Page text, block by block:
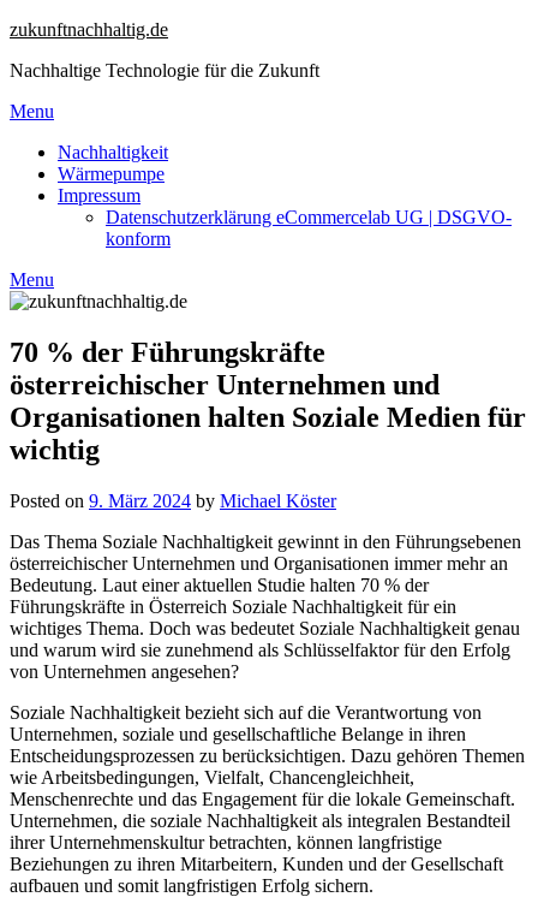
Skip
content
zukunftnachhaltig.de
Nachhaltige Technologie für die Zukunft
Menu
Nachhaltigkeit
Wärmepumpe
Impressum
Datenschutzerklärung eCommercelab UG | DSGVO-
konform
Menu
70 % der Führungskräfte
österreichischer Unternehmen und
Organisationen halten Soziale Medien für
wichtig
Posted on 9. März 2024 by Michael Köster
Das Thema Soziale Nachhaltigkeit gewinnt in den Führungsebenen
österreichischer Unternehmen und Organisationen immer mehr an
Bedeutung. Laut einer aktuellen Studie halten 70 % der
Führungskräfte in Österreich Soziale Nachhaltigkeit für ein
wichtiges Thema. Doch was bedeutet Soziale Nachhaltigkeit genau
und warum wird sie zunehmend als Schlüsselfaktor für den Erfolg
von Unternehmen angesehen?
Soziale Nachhaltigkeit bezieht sich auf die Verantwortung von
Unternehmen, soziale und gesellschaftliche Belange in ihren
Entscheidungsprozessen zu berücksichtigen. Dazu gehören Themen
wie Arbeitsbedingungen, Vielfalt, Chancengleichheit,
Menschenrechte und das Engagement für die lokale Gemeinschaft.
Unternehmen, die soziale Nachhaltigkeit als integralen Bestandteil
ihrer Unternehmenskultur betrachten, können langfristige
Beziehungen zu ihren Mitarbeitern, Kunden und der Gesellschaft
aufbauen und somit langfristigen Erfolg sichern.